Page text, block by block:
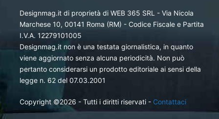
Designmag.it di proprietà di WEB 365 SRL - Via Nicola
Marchese 10, 00141 Roma (RM) - Codice Fiscale e Partita
I.V.A. 12279101005
Designmag.it non è una testata giornalistica, in quanto
viene aggiornato senza alcuna periodicità. Non può
pertanto considerarsi un prodotto editoriale ai sensi della
legge n. 62 del 07.03.2001
Copyright ©2026 - Tutti i diritti riservati - Contattaci